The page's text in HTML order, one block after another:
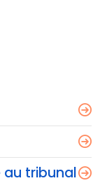
tribunal